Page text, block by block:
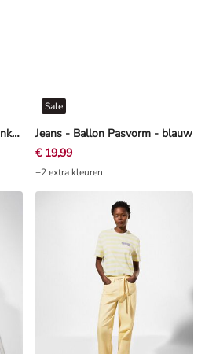
Capribroek - Skinny fit - Donkerblauw Jeans - Ballon Pasvorm - blauw
Sale
€ 19,99
+2 extra kleuren